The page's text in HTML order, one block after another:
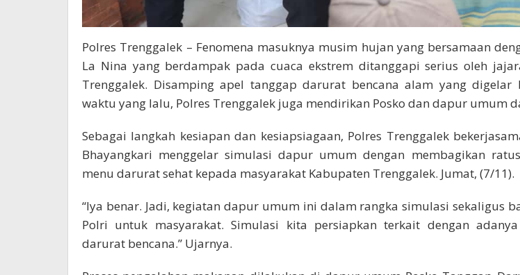
Polres Trenggalek – Fenomena masuknya musim hujan yang bersamaan
La Nina yang berdampak pada cuaca ekstrem ditanggapi serius oleh
Trenggalek. Disamping apel tanggap darurat bencana alam yang digelar
waktu yang lalu, Polres Trenggalek juga mendirikan Posko dan dapur umum
Sebagai langkah kesiapan dan kesiapsiagaan, Polres Trenggalek
Bhayangkari menggelar simulasi dapur umum dengan membagikan
menu darurat sehat kepada masyarakat Kabupaten Trenggalek. Jumat, (7/11).
“Iya benar. Jadi, kegiatan dapur umum ini dalam rangka simulasi sekaligus
Polri untuk masyarakat. Simulasi kita persiapkan terkait dengan
darurat bencana.” Ujarnya.